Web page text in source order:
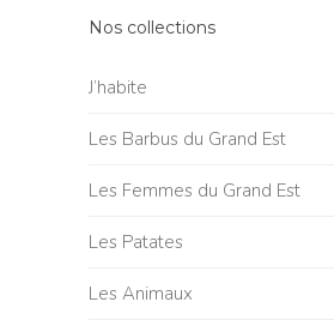
Nos collections
J’habite
Les Barbus du Grand Est
Les Femmes du Grand Est
Les Patates
Les Animaux